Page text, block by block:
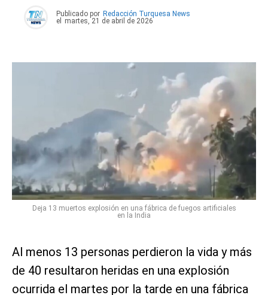
Publicado por Redacción Turquesa News
el
martes, 21 de abril de 2026
Deja 13 muertos explosión en una fábrica de fuegos artificiales
en la India
Al menos 13 personas perdieron la vida y más
de 40 resultaron heridas en una explosión
ocurrida el martes por la tarde en una fábrica